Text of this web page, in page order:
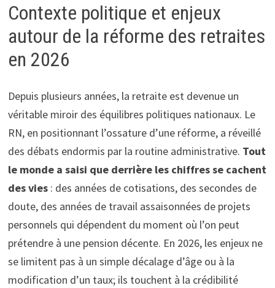
Contexte politique et enjeux
autour de la réforme des retraites
en 2026
Depuis plusieurs années, la retraite est devenue un
véritable miroir des équilibres politiques nationaux. Le
RN, en positionnant l’ossature d’une réforme, a réveillé
des débats endormis par la routine administrative. Tout
le monde a saisi que derrière les chiffres se cachent
des vies: des années de cotisations, des secondes de
doute, des années de travail assaisonnées de projets
personnels qui dépendent du moment où l’on peut
prétendre à une pension décente. En 2026, les enjeux ne
se limitent pas à un simple décalage d’âge ou à la
modification d’un taux; ils touchent à la crédibilité